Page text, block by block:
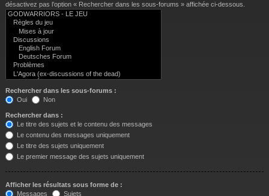
désactivez pas l’option « Rechercher dans les sous-forums » affichée ci-dessous.
Rechercher dans les sous-forums :
Oui
Non
Rechercher dans :
Le titre des sujets et le contenu des messages
Le contenu des messages uniquement
Le titre des sujets uniquement
Le premier message des sujets uniquement
Afficher les résultats sous forme de :
Messages
Sujets